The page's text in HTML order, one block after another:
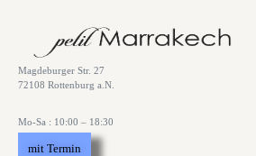
Magdeburger Str. 27
72108 Rottenburg a.N.
Mo-Sa : 10:00 – 18:30
mit Termin